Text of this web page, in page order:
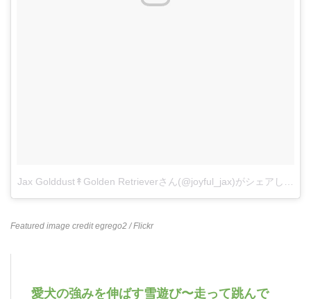
Jax Golddust↟Golden Retrieverさん(@joyful_jax)がシェアした投
Featured image creditegrego2/ Flickr
愛犬の強みを伸ばす雪遊び〜走って跳んで